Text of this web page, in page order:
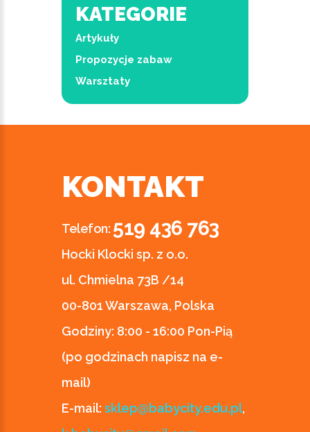
KATEGORIE
Artykuły
Propozycje zabaw
Warsztaty
KONTAKT
Telefon: 519 436 763
Hocki Klocki sp. z o.o.
ul. Chmielna 73B /14
00-801 Warszawa, Polska
Godziny: 8:00 - 16:00 Pon-Pią
(po godzinach napisz na e-
mail)
E-mail: sklep@babycity.edu.pl,